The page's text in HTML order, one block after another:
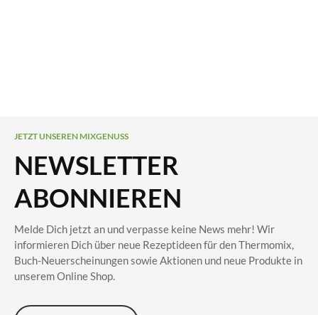
JETZT UNSEREN MIXGENUSS
NEWSLETTER
ABONNIEREN
Melde Dich jetzt an und verpasse keine News mehr! Wir
informieren Dich über neue Rezeptideen für den Thermomix,
Buch-Neuerscheinungen sowie Aktionen und neue Produkte in
unserem Online Shop.